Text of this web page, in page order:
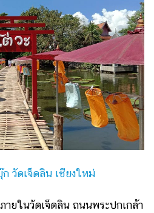
ก วัดเจ็ดลิน เชียงใหม่
ในวัดเจ็ดลิน ถนนพระปกเกล้า